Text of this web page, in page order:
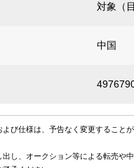
対象（
中国
び仕様は、予告なく変更することが
し、オークション等による転売や